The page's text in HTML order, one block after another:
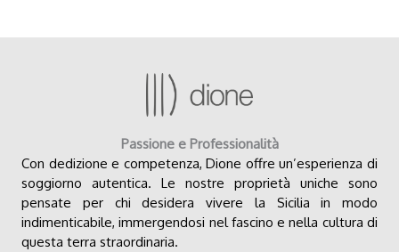
Passione e Professionalità
Con dedizione e competenza, Dione offre un’esperienza di
soggiorno autentica. Le nostre proprietà uniche sono
pensate per chi desidera vivere la Sicilia in modo
indimenticabile, immergendosi nel fascino e nella cultura di
questa terra straordinaria.